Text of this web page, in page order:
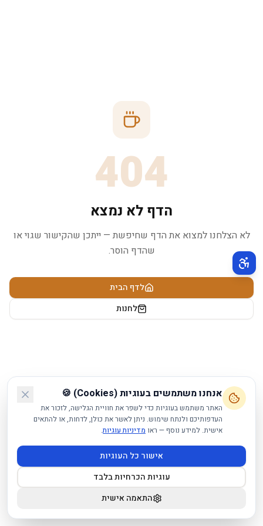
404
הדף לא נמצא
לא הצלחנו למצוא את הדף שחיפשת — ייתכן שהקישור שגוי או
שהדף הוסר.
לדף הבית
לחנות
תפריט נגישות פעיל
אנחנו משתמשים בעוגיות (Cookies) 🍪
האתר משתמש בעוגיות כדי לשפר את חוויית הגלישה, לזכור את
העדפותיכם ולנתח שימוש. ניתן לאשר את כולן, לדחות, או להתאים
אישית. למידע נוסף — ראו מדיניות עוגיות.
אישור כל העוגיות
עוגיות הכרחיות בלבד
התאמה אישית